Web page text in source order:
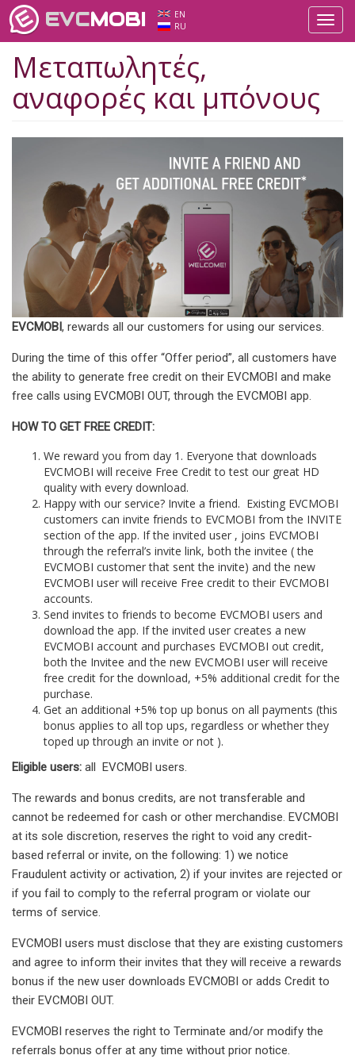
EVCMOBI
EN
RU
Μεταπωλητές,
αναφορές και μπόνους
EVCMOBI, rewards all our customers for using our services.
During the time of this offer “Offer period”, all customers have
the ability to generate free credit on their EVCMOBI and make
free calls using EVCMOBI OUT, through the EVCMOBI app.
HOW TO GET FREE CREDIT:
We reward you from day 1. Everyone that downloads
EVCMOBI will receive Free Credit to test our great HD
quality with every download.
Happy with our service? Invite a friend. Existing EVCMOBI
customers can invite friends to EVCMOBI from the INVITE
section of the app. If the invited user , joins EVCMOBI
through the referral’s invite link, both the invitee ( the
EVCMOBI customer that sent the invite) and the new
EVCMOBI user will receive Free credit to their EVCMOBI
accounts.
Send invites to friends to become EVCMOBI users and
download the app. If the invited user creates a new
EVCMOBI account and purchases EVCMOBI out credit,
both the Invitee and the new EVCMOBI user will receive
free credit for the download, +5% additional credit for the
purchase.
Get an additional +5% top up bonus on all payments (this
bonus applies to all top ups, regardless or whether they
toped up through an invite or not ).
Eligible users: all EVCMOBI users.
The rewards and bonus credits, are not transferable and
cannot be redeemed for cash or other merchandise. EVCMOBI
at its sole discretion, reserves the right to void any credit-
based referral or invite, on the following: 1) we notice
Fraudulent activity or activation, 2) if your invites are rejected or
if you fail to comply to the referral program or violate our
terms of service.
EVCMOBI users must disclose that they are existing customers
and agree to inform their invites that they will receive a rewards
bonus if the new user downloads EVCMOBI or adds Credit to
their EVCMOBI OUT.
EVCMOBI reserves the right to Terminate and/or modify the
referrals bonus offer at any time without prior notice.